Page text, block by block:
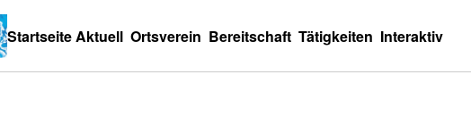
StartseiteAktuell Ortsverein Bereitschaft Tätigkeiten Interaktiv